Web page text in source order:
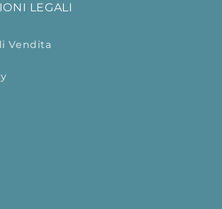
LEGALI
Vendita